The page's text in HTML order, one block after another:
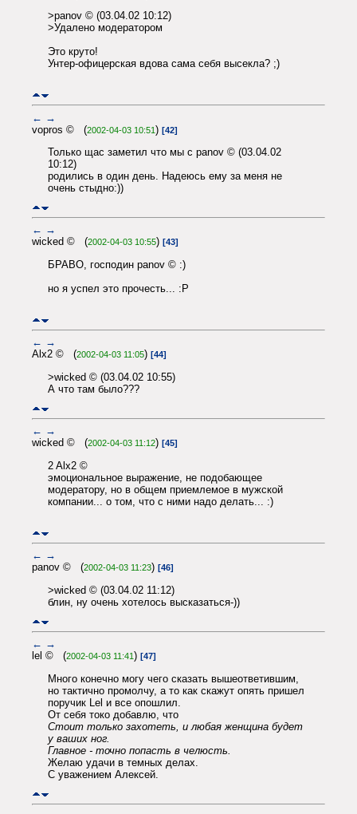
>panov © (03.04.02 10:12)
>Удалено модератором
Это круто!
Унтер-офицерская вдова сама себя высекла? ;)
← →
vopros © (2002-04-03 10:51) [42]
Только щас заметил что мы с panov © (03.04.02
10:12)
родились в один день. Надеюсь ему за меня не
очень стыдно:))
← →
wicked © (2002-04-03 10:55) [43]
БРАВО, господин panov © :)
но я успел это прочесть... :P
← →
Alx2 © (2002-04-03 11:05) [44]
>wicked © (03.04.02 10:55)
А что там было???
← →
wicked © (2002-04-03 11:12) [45]
2 Alx2 ©
эмоциональное выражение, не подобающее
модератору, но в общем приемлемое в мужской
компании... о том, что с ними надо делать... :)
← →
panov © (2002-04-03 11:23) [46]
>wicked © (03.04.02 11:12)
блин, ну очень хотелось высказаться-))
← →
lel © (2002-04-03 11:41 ) [47]
Много конечно могу чего сказать вышеответившим,
но тактично промолчу, а то как скажут опять пришел
поручик Lel и все опошлил.
От себя токо добавлю, что
Стоит только захотеть, и любая женщина будет
у ваших ног.
Главное - точно попасть в челюсть.
Желаю удачи в темных делах.
С уважением Алексей.